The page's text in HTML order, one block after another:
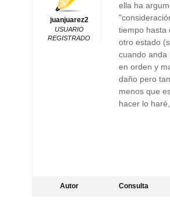
juanjuarez2
USUARIO
REGISTRADO
ella ha
tiempo hasta
otro estado
cuando anda
en orden y
daño pero
menos que
hacer lo
Autor Consulta